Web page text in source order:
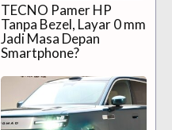
TECNO Pamer HP
Tanpa Bezel, Layar 0 mm
Jadi Masa Depan
Smartphone?